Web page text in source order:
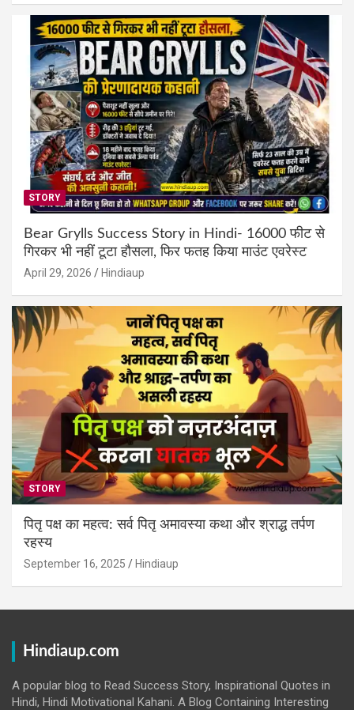
STORY
Bear Grylls Success Story in Hindi- 16000 फीट से
गिरकर भी नहीं टूटा हौसला, फिर फतह किया माउंट एवरेस्ट
April 29, 2026 Hindiaup
STORY
पितृ पक्ष का महत्व: सर्व पितृ अमावस्या कथा और श्राद्ध तर्पण
रहस्य
September 16, 2025 Hindiaup
Hindiaup.com
A popular blog to Read Success Story, Inspirational Quotes in
Hindi, Hindi Motivational Kahani. A Blog Containing Interesting